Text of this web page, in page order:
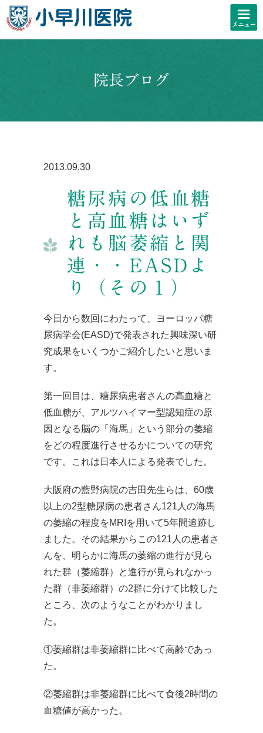
院長ブログ
2013.09.30
糖尿病の低血糖
と高血糖はいず
れも脳萎縮と関
連・・EASDよ
り（その１）
今日から数回にわたって、ヨーロッパ糖
尿病学会(EASD)で発表された興味深い研
究成果をいくつかご紹介したいと思いま
す。
第一回目は、糖尿病患者さんの高血糖と
低血糖が、アルツハイマー型認知症の原
因となる脳の「海馬」という部分の萎縮
をどの程度進行させるかについての研究
です。これは日本人による発表でした。
大阪府の藍野病院の吉田先生らは、60歳
以上の2型糖尿病の患者さん121人の海馬
の萎縮の程度をMRIを用いて5年間追跡し
ました。その結果からこの121人の患者さ
んを、明らかに海馬の萎縮の進行が見ら
れた群（萎縮群）と進行が見られなかっ
た群（非萎縮群）の2群に分けて比較した
ところ、次のようなことがわかりまし
た。
①萎縮群は非萎縮群に比べて高齢であっ
た。
②萎縮群は非萎縮群に比べて食後2時間の
血糖値が高かった。